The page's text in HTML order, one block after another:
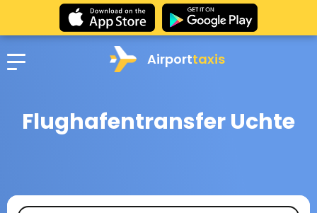
Airporttaxis
Flughafentransfer Uchte